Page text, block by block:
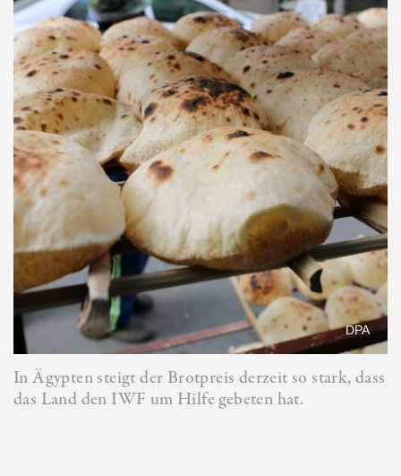
DPA
In Ägypten steigt der Brotpreis derzeit so stark, dass
das Land den IWF um Hilfe gebeten hat.